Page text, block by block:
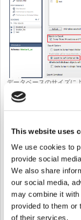
This website uses
We use cookies to
provide social
We also share
our social media,
may combine it with
provided to them or
of their services.
データベースのサイズに
ノート：TSチームに提供
ノート：MySqlDumpの
生する場合があります。
"